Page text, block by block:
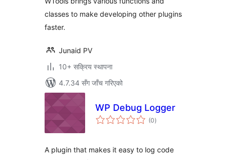
classes to make developing other plugins
faster.
Junaid PV
10+ सक्रिय स्थापना
4.7.34 सँग जाँच गरिएको
WP Debug Logger
(0कुल
रेटिङ्गहरू
)
A plugin that makes it easy to log code